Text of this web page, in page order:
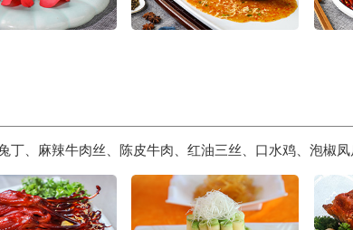
、麻辣牛肉丝、陈皮牛肉、红油三丝、口水鸡、泡椒凤